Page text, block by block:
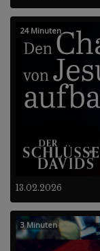
13.02.2026
24 Minuten
3 Minuten